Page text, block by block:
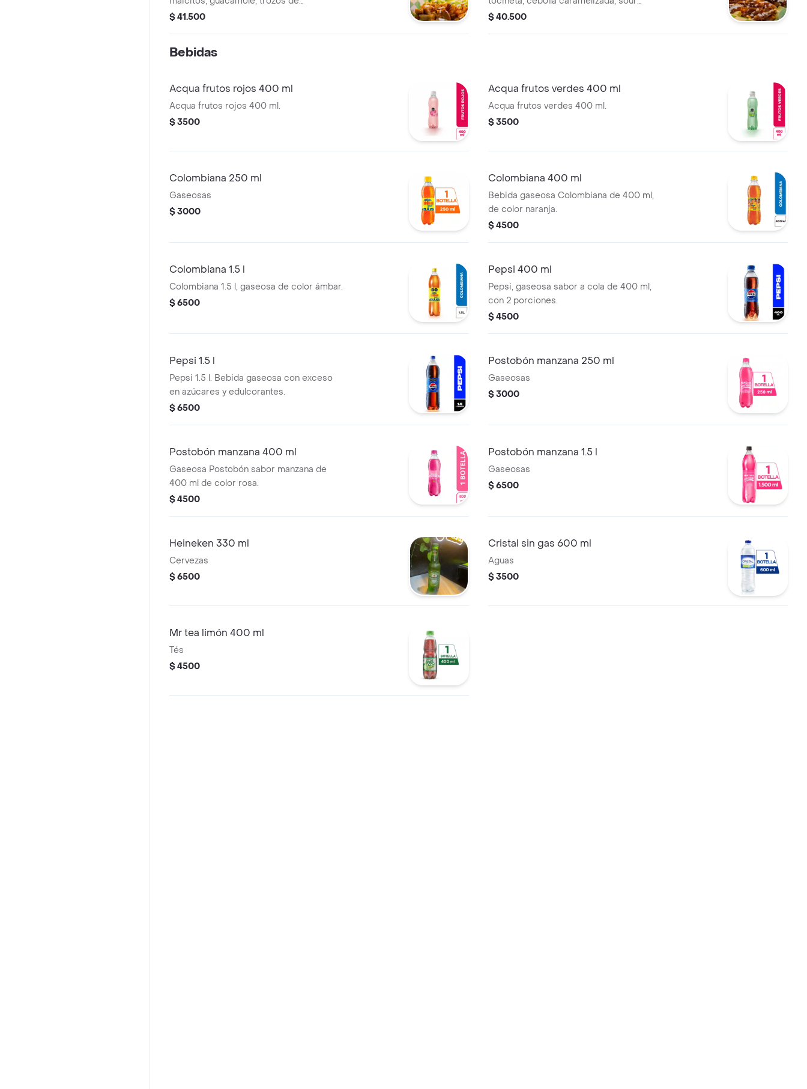
chicharrón, sour cream, cheddar fundido
$ 41.500
cream y queso cheddar fundido, alcanza
$ 40.500
Bebidas
Acqua frutos rojos 400 ml
Acqua frutos rojos 400 ml.
$ 3500
Acqua frutos verdes 400 ml
Acqua frutos verdes 400 ml.
$ 3500
Colombiana 250 ml
Gaseosas
$ 3000
Colombiana 400 ml
Bebida gaseosa Colombiana de 400 ml,
de color naranja.
$ 4500
Colombiana 1.5 l
Colombiana 1.5 l, gaseosa de color ámbar.
$ 6500
Pepsi 400 ml
Pepsi, gaseosa sabor a cola de 400 ml,
con 2 porciones.
$ 4500
Pepsi 1.5 l
Pepsi 1.5 l. Bebida gaseosa con exceso
en azúcares y edulcorantes.
$ 6500
Postobón manzana 250 ml
Gaseosas
$ 3000
Postobón manzana 400 ml
Gaseosa Postobón sabor manzana de
400 ml de color rosa.
$ 4500
Postobón manzana 1.5 l
Gaseosas
$ 6500
Heineken 330 ml
Cervezas
$ 6500
Cristal sin gas 600 ml
Aguas
$ 3500
Mr tea limón 400 ml
Tés
$ 4500